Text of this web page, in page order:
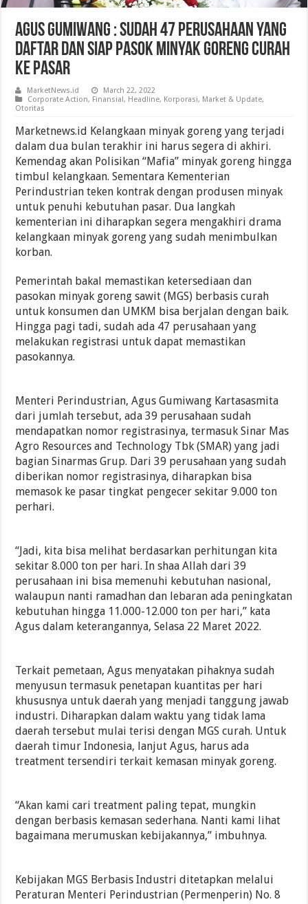
Agus Gumiwang : Sudah 47 Perusahaan Yang
Daftar Dan Siap Pasok Minyak Goreng Curah
Ke Pasar
MarketNews.id
March 22, 2022
Corporate Action, Finansial, Headline, Korporasi, Market & Update,
Otoritas
Marketnews.id Kelangkaan minyak goreng yang terjadi
dalam dua bulan terakhir ini harus segera di akhiri.
Kemendag akan Polisikan “Mafia” minyak goreng hingga
timbul kelangkaan. Sementara Kementerian
Perindustrian teken kontrak dengan produsen minyak
untuk penuhi kebutuhan pasar. Dua langkah
kementerian ini diharapkan segera mengakhiri drama
kelangkaan minyak goreng yang sudah menimbulkan
korban.
Pemerintah bakal memastikan ketersediaan dan
pasokan minyak goreng sawit (MGS) berbasis curah
untuk konsumen dan UMKM bisa berjalan dengan baik.
Hingga pagi tadi, sudah ada 47 perusahaan yang
melakukan registrasi untuk dapat memastikan
pasokannya.
Menteri Perindustrian, Agus Gumiwang Kartasasmita
dari jumlah tersebut, ada 39 perusahaan sudah
mendapatkan nomor registrasinya, termasuk Sinar Mas
Agro Resources and Technology Tbk (SMAR) yang jadi
bagian Sinarmas Grup. Dari 39 perusahaan yang sudah
diberikan nomor registrasinya, diharapkan bisa
memasok ke pasar tingkat pengecer sekitar 9.000 ton
perhari.
“Jadi, kita bisa melihat berdasarkan perhitungan kita
sekitar 8.000 ton per hari. In shaa Allah dari 39
perusahaan ini bisa memenuhi kebutuhan nasional,
walaupun nanti ramadhan dan lebaran ada peningkatan
kebutuhan hingga 11.000-12.000 ton per hari,” kata
Agus dalam keterangannya, Selasa 22 Maret 2022.
Terkait pemetaan, Agus menyatakan pihaknya sudah
menyusun termasuk penetapan kuantitas per hari
khususnya untuk daerah yang menjadi tanggung jawab
industri. Diharapkan dalam waktu yang tidak lama
daerah tersebut mulai terisi dengan MGS curah. Untuk
daerah timur Indonesia, lanjut Agus, harus ada
treatment tersendiri terkait kemasan minyak goreng.
“Akan kami cari treatment paling tepat, mungkin
dengan berbasis kemasan sederhana. Nanti kami lihat
bagaimana merumuskan kebijakannya,” imbuhnya.
Kebijakan MGS Berbasis Industri ditetapkan melalui
Peraturan Menteri Perindustrian (Permenperin) No. 8